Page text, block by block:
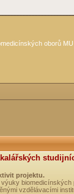
oborů
projektu.
vzdělávacími